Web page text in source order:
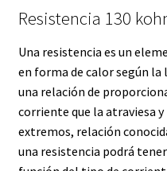
Tienda
Resistencia 130
Una resistencia es un
en forma de calor según la
una relación de
corriente que la atraviesa
extremos, relación
una resistencia podrá